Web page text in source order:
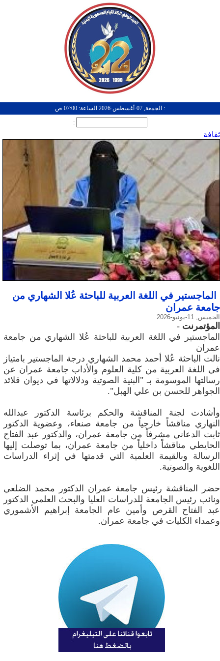
: الجمعة, 07-أغسطس-2026 الساعة: 07:00 ص
:
ثقافة
الماجستير في اللغة العربية للباحثة عُلا الشهاري من
جامعة عمران
الخميس, 11-يونيو-2026
المؤتمرنت -
الماجستير في اللغة العربية للباحثة عُلا الشهاري من جامعة
عمران
نالت الباحثة عُلا أحمد محمد الشهاري درجة الماجستير بامتياز
في اللغة العربية من كلية العلوم والأداب جامعة عمران عن
رسالتها الموسومة بـ "البنية الصوتية ودلالاتها في ديوان قلائد
الجواهر للحسن بن علي الهبل".
وأشادت لجنة المناقشة والحكم برئاسة الدكتور عبدالله
النهاري مناقشاً خارجياً من جامعة صنعاء، وعضوية الدكتور
ثابت الدعاني مشرفاً من جامعة عمران، والدكتور عبد الفتاح
الحايطي مناقشاً داخلياً من جامعة عمران، بما توصلت إليها
الرسالة وبالقيمة العلمية التي قدمتها في إثراء الدراسات
اللغوية والصوتية.
حضر المناقشة رئيس جامعة عمران الدكتور محمد الضلعي
ونائب رئيس الجامعة للدراسات العليا والبحث العلمي الدكتور
عبد الفتاح القرص وأمين عام الجامعة إبراهيم الأشموري
وعمداء الكليات في جامعة عمران.